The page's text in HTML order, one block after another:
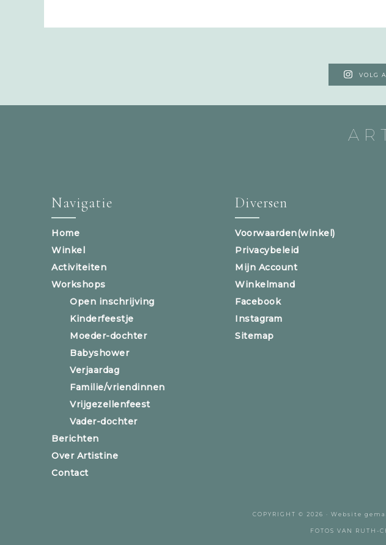
VOLG
Navigatie
Home
Winkel
Activiteiten
Workshops
Open inschrijving
Kinderfeestje
Moeder-dochter
Babyshower
Verjaardag
Familie/vriendinnen
Vrijgezellenfeest
Vader-dochter
Berichten
Over Artistine
Contact
Diversen
Voorwaarden(winkel)
Privacybeleid
Mijn Account
Winkelmand
Facebook
Instagram
Sitemap
COPYRIGHT © 2026 · Website
FOTOS VAN RUTH-